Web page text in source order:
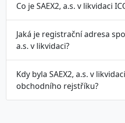
Co je SAEX2, a.s. v likvidaci
Jaká je registrační adresa
a.s. v likvidaci?
Kdy byla SAEX2, a.s. v
obchodního rejstříku?